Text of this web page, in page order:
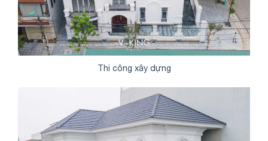
Thi công xây dựng